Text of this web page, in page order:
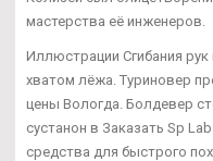
мастерства её инженеров.
Иллюстрации Сгибания рук
хватом лёжа. Туриновер
цены Вологда. Болдевер
сустанон в Заказать Sp
средства для быстрого